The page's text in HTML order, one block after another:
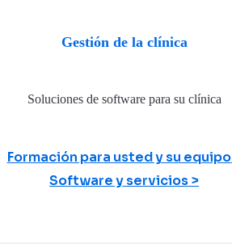
Gestión de la clínica
Soluciones de software para su clínica
Formación para usted y su equipo
Software y servicios